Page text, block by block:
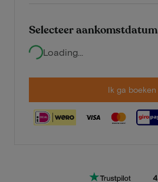
Selecteer aankomstdatum
Loading...
Ik ga boeken